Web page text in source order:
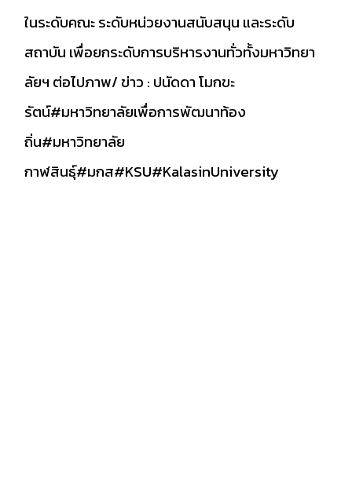
ในระดับคณะ ระดับหน่วยงานสนับสนุน และระดับ
สถาบัน เพื่อยกระดับการบริหารงานทั่วทั้งมหาวิทยา
ลัยฯ ต่อไปภาพ/ ข่าว : ปนัดดา โมกขะ
รัตน์#มหาวิทยาลัยเพื่อการพัฒนาท้อง
ถิ่น#มหาวิทยาลัย
กาฬสินธุ์#มกส#KSU#KalasinUniversity